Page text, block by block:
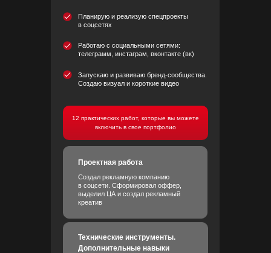
Запускаю и развиваю бренд-сообщества.
Создаю визуал и короткие видео
Работаю с социальными сетями:
телеграмм, инстаграм, вконтакте (вк)
Планирую и реализую спецпроекты
в соцсетях
Проектная работа
Создал рекламную компанию
в соцсети. Сформировал оффер,
выделил ЦА и создал рекламный
креатив
Технические инструменты.
Дополнительные навыки
12 практических работ, которые вы можете
включить в свое портфолио